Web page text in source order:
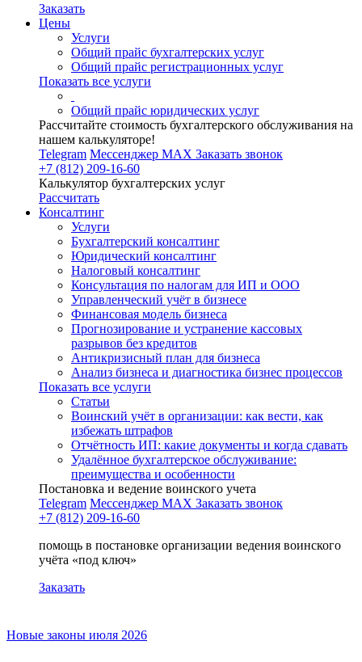
Заказать
Цены
Услуги
Общий прайс бухгалтерских услуг
Общий прайс регистрационных услуг
Показать все услуги
Общий прайс юридических услуг
Рассчитайте стоимость бухгалтерского обслуживания на
нашем калькуляторе!
Telegram Мессенджер MAX Заказать звонок
+7 (812) 209-16-60
Калькулятор бухгалтерских услуг
Рассчитать
Консалтинг
Услуги
Бухгалтерский консалтинг
Юридический консалтинг
Налоговый консалтинг
Консультация по налогам для ИП и ООО
Управленческий учёт в бизнесе
Финансовая модель бизнеса
Прогнозирование и устранение кассовых
разрывов без кредитов
Антикризисный план для бизнеса
Анализ бизнеса и диагностика бизнес процессов
Показать все услуги
Статьи
Воинский учёт в организации: как вести, как
избежать штрафов
Отчётность ИП: какие документы и когда сдавать
Удалённое бухгалтерское обслуживание:
преимущества и особенности
Постановка и ведение воинского учета
Telegram Мессенджер MAX Заказать звонок
+7 (812) 209-16-60
помощь в постановке организации ведения воинского
учёта «под ключ»
Заказать
Новые законы июля 2026